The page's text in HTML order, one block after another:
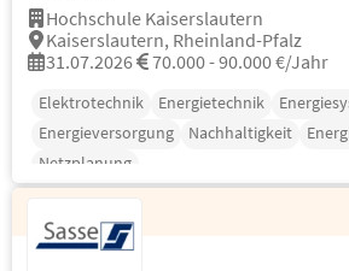
Hochschule Kaiserslautern
Kaiserslautern, Rheinland-Pfalz
31.07.2026
70.000 - 90.000 €/Jahr
Elektrotechnik Energietechnik
Energieversorgung
Nachhaltigkeit
Netzplanung